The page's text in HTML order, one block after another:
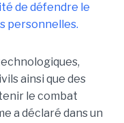
de défendre le
personnelles.
ainsi que des
le combat
a déclaré dans un